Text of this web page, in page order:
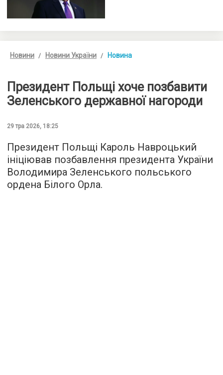
Новини Новини України Новина
Президент Польщі хоче позбавити
Зеленського державної нагороди
29 тра 2026, 18:25
Президент Польщі Кароль Навроцький
ініціював позбавлення президента України
Володимира Зеленського польського
ордена Білого Орла.